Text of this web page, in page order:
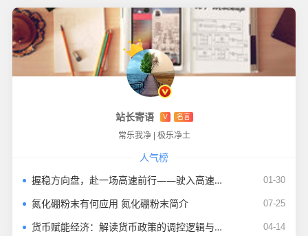
站长寄语 V 名言
常乐我净 极乐净土
人气榜
握稳方向盘，赴一场高速前行——驶入高速公路的安全与初心 01-30
氮化硼粉末有何应用 氮化硼粉末简介 07-25
货币赋能经济：解读货币政策的调控逻辑与时代价值 04-14